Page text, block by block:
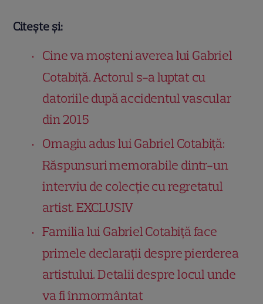
Citește și:
Cine va moșteni averea lui Gabriel
Cotabiță. Actorul s-a luptat cu
datoriile după accidentul vascular
din 2015
Omagiu adus lui Gabriel Cotabiță:
Răspunsuri memorabile dintr-un
interviu de colecție cu regretatul
artist. EXCLUSIV
Familia lui Gabriel Cotabiță face
primele declarații despre pierderea
artistului. Detalii despre locul unde
va fi înmormântat